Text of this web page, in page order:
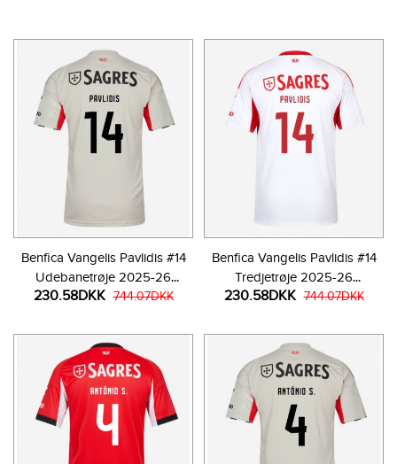
Benfica Vangelis Pavlidis #14
Udebanetrøje 2025-26
Kortærmet
230.58DKK 744.07DKK
Benfica Vangelis Pavlidis #14
Tredjetrøje 2025-26
Kortærmet
230.58DKK 744.07DKK